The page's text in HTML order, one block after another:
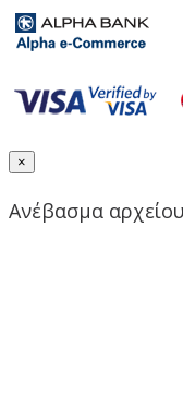
×
Ανέβασμα αρχείου